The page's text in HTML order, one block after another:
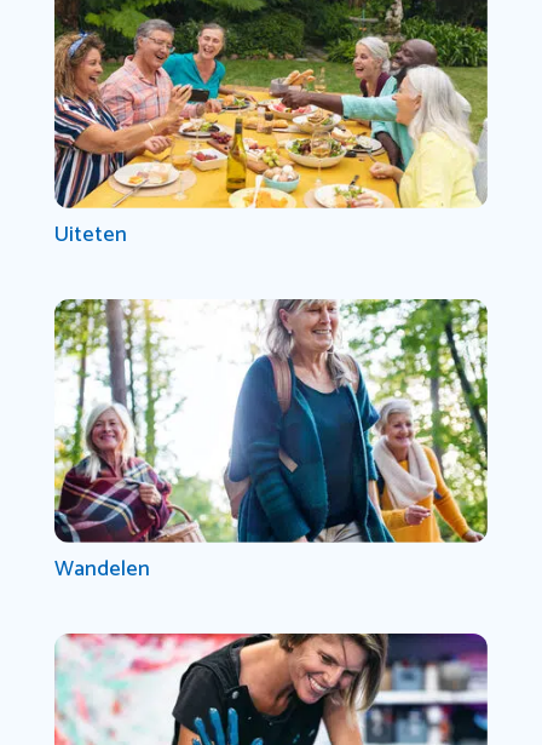
Uiteten
Wandelen